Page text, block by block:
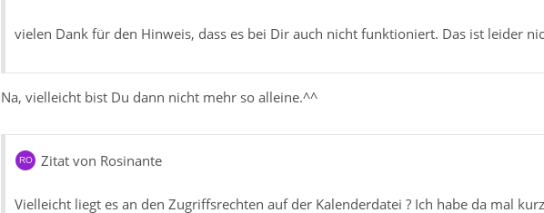
vielen Dank für den Hinweis, dass es bei Dir auch nicht funktioniert. Das ist leider
Na, vielleicht bist Du dann nicht mehr so alleine.^^
Zitat von Rosinante
Vielleicht liegt es an den Zugriffsrechten auf der Kalenderdatei ? Ich habe da mal